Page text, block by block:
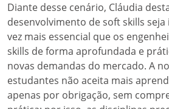
Diante desse cenário, Cláudia
desenvolvimento de soft skills
vez mais essencial que os
skills de forma aprofundada e
novas demandas do mercado. A
estudantes não aceita mais
apenas por obrigação, sem